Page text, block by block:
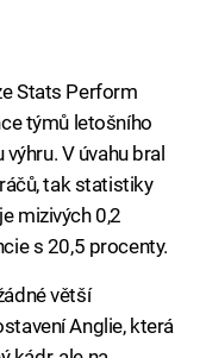
Stats Perform
týmů letošního
V úvahu bral
tak statistiky
mizivých 0,2
s 20,5 procenty.
větší
Anglie, která